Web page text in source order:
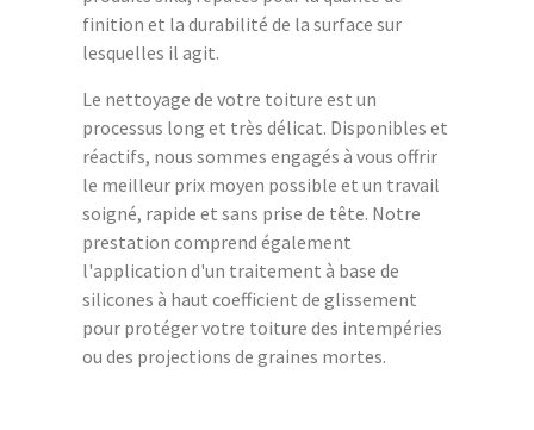
finition et la durabilité de la surface sur
lesquelles il agit.
Le nettoyage de votre toiture est un
processus long et très délicat. Disponibles et
réactifs, nous sommes engagés à vous offrir
le meilleur prix moyen possible et un travail
soigné, rapide et sans prise de tête. Notre
prestation comprend également
l'application d'un traitement à base de
silicones à haut coefficient de glissement
pour protéger votre toiture des intempéries
ou des projections de graines mortes.